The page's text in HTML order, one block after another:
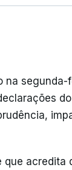
na
que